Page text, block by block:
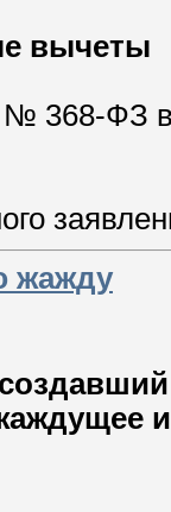
вычеты
№ 368-ФЗ
жажду
и